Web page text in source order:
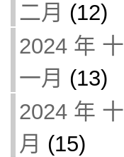
二月 (12)
2024 年 十
一月 (13)
2024 年 十
月 (15)